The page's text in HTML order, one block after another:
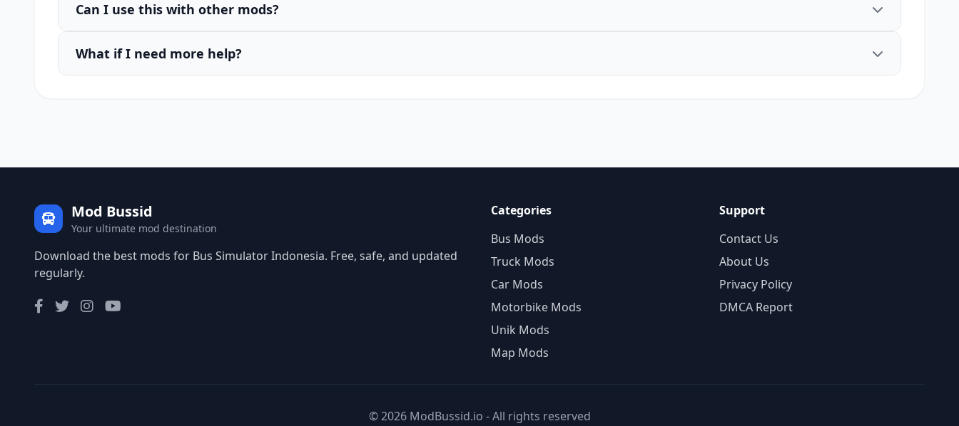
Can I use this with other mods?
What if I need more help?
Mod Bussid
Your ultimate mod destination
Download the best mods for Bus Simulator Indonesia. Free, safe, and updated
regularly.
Categories
Bus Mods
Truck Mods
Car Mods
Motorbike Mods
Unik Mods
Map Mods
Support
Contact Us
About Us
Privacy Policy
DMCA Report
© 2026 ModBussid.io - All rights reserved